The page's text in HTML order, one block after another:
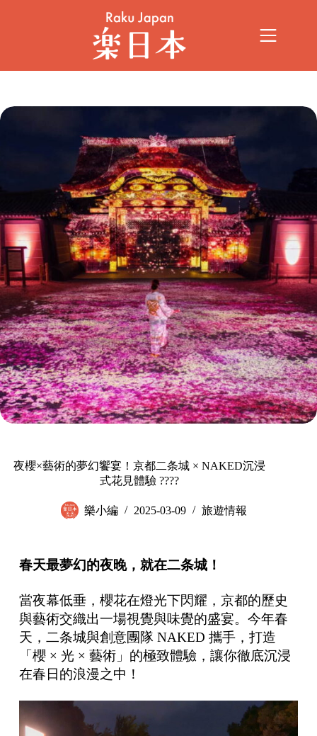
夜櫻×藝術的夢幻饗宴！京都二条城 × NAKED沉浸
式花見體驗 ????
樂小編 2025-03-09 旅遊情報
春天最夢幻的夜晚，就在二条城！
當夜幕低垂，櫻花在燈光下閃耀，京都的歷史
與藝術交織出一場視覺與味覺的盛宴。今年春
天，二条城與創意團隊 NAKED 攜手，打造
「櫻 × 光 × 藝術」的極致體驗，讓你徹底沉浸
在春日的浪漫之中！